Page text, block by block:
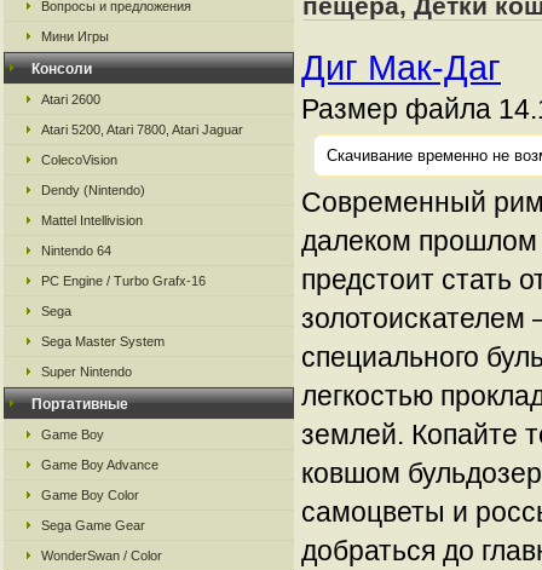
Вопросы и предложения
Мини Игры
Консоли
Atari 2600
Atari 5200, Atari 7800, Atari Jaguar
ColecoVision
Dendy (Nintendo)
Mattel Intellivision
Nintendo 64
PC Engine / Turbo Grafx-16
Sega
Sega Master System
Super Nintendo
Портативные
Game Boy
Game Boy Advance
Game Boy Color
Sega Game Gear
WonderSwan / Color
Диг Мак-Даг
Размер файла
Скачивание временно не
Современный
далеком прошлом
предстоит стать
специального
легкостью
землей. Копайте
ковшом
самоцветы и
добраться до